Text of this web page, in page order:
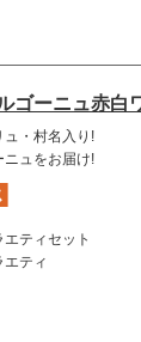
ゴーニュ赤白
ュ・村名入り!
ニュをお届け!
ティセット
ティ